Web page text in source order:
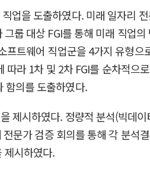
업을 도출하였다. 미래 일자리
룹 대상 FGI를 통해 미래 직업
트웨어 직업군을 4가지 유형으
라 1차 및 2차 FGI를 순차적으
함의를 도출하였다.
제시하였다. 정량적 분석(빅데이
문가 검증 회의를 통해 각 분석
제시하였다.